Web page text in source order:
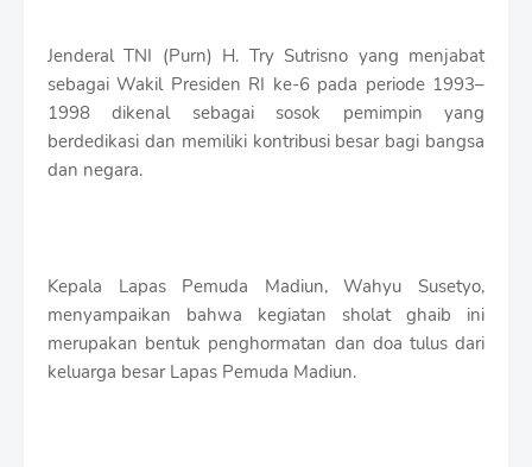
Jenderal TNI (Purn) H. Try Sutrisno yang menjabat
sebagai Wakil Presiden RI ke-6 pada periode 1993–
1998 dikenal sebagai sosok pemimpin yang
berdedikasi dan memiliki kontribusi besar bagi bangsa
dan negara.
Kepala Lapas Pemuda Madiun, Wahyu Susetyo,
menyampaikan bahwa kegiatan sholat ghaib ini
merupakan bentuk penghormatan dan doa tulus dari
keluarga besar Lapas Pemuda Madiun.
m
p
l
a
t
e